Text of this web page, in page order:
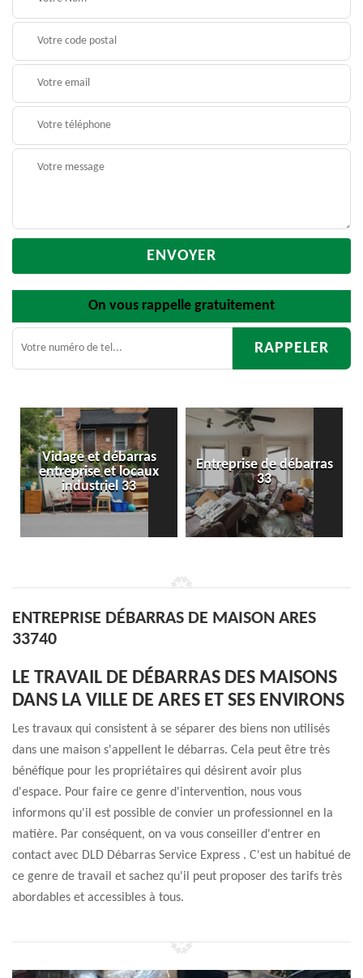
On vous rappelle gratuitement
Entreprise de débarras
33
Débarras
d'appartement 33
ENTREPRISE DÉBARRAS DE MAISON ARES
33740
LE TRAVAIL DE DÉBARRAS DES MAISONS
DANS LA VILLE DE ARES ET SES ENVIRONS
Les travaux qui consistent à se séparer des biens non utilisés
dans une maison s'appellent le débarras. Cela peut être très
bénéfique pour les propriétaires qui désirent avoir plus
d'espace. Pour faire ce genre d'intervention, nous vous
informons qu'il est possible de convier un professionnel en la
matière. Par conséquent, on va vous conseiller d'entrer en
contact avec DLD Débarras Service Express . C'est un habitué de
ce genre de travail et sachez qu'il peut proposer des tarifs très
abordables et accessibles à tous.